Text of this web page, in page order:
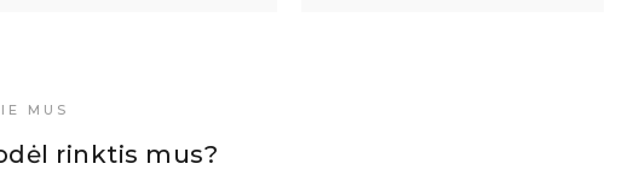
MUS
rinktis mus?